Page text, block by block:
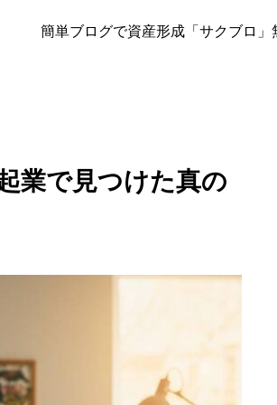
簡単ブログで資産形成「サクブロ」
功：起業で見つけた真の自由と幸せ
業で見つけた真の